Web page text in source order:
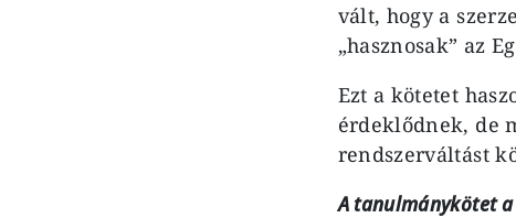
vált, hogy a
„hasznosak” az
Ezt a kötetet
érdeklődnek, de
rendszerváltást
A tanulmánykötet a